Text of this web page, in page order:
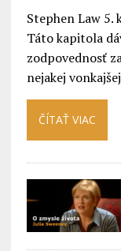
Stephen Law
Táto kapitola
zodpovednosť
nejakej
ČÍTAŤ VIAC